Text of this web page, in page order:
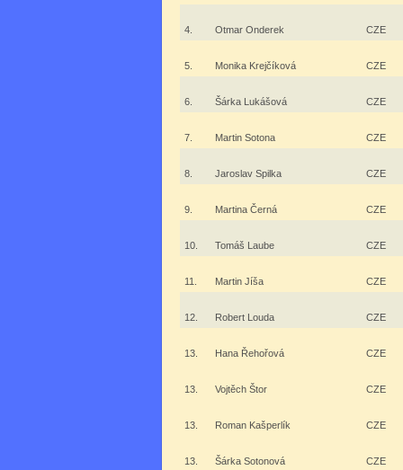
4. Otmar Onderek CZE
5. Monika Krejčíková CZE
6. Šárka Lukášová CZE
7. Martin Sotona CZE
8. Jaroslav Spilka CZE
9. Martina Černá CZE
10. Tomáš Laube CZE
11. Martin Jíša CZE
12. Robert Louda CZE
13. Hana Řehořová CZE
13. Vojtěch Štor CZE
13. Roman Kašperlík CZE
13. Šárka Sotonová CZE